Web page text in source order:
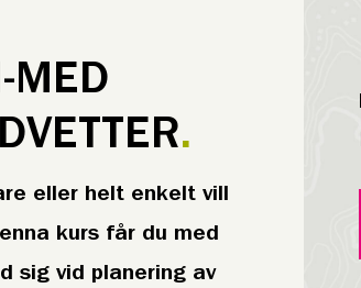
MED
eller helt enkelt vill
kurs får du med
sig vid planering av